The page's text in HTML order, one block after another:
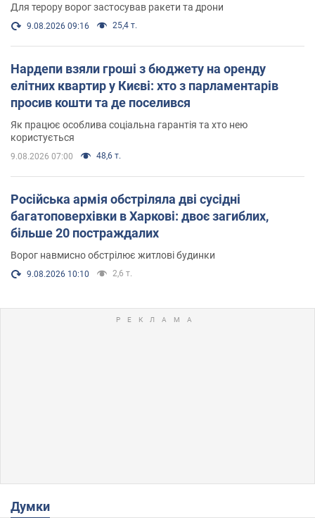
Для терору ворог застосував ракети та дрони
9.08.2026 09:16 25,4 т.
Нардепи взяли гроші з бюджету на оренду
елітних квартир у Києві: хто з парламентарів
просив кошти та де поселився
Як працює особлива соціальна гарантія та хто нею
користується
9.08.2026 07:00 48,6 т.
Російська армія обстріляла дві сусідні
багатоповерхівки в Харкові: двоє загиблих,
більше 20 постраждалих
Ворог навмисно обстрілює житлові будинки
9.08.2026 10:10 2,6 т.
Думки